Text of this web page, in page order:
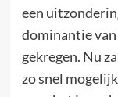
een
dominantie van
gekregen. Nu
zo snel